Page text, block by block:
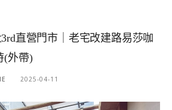
直營門市｜老宅改建路易莎咖
(外帶)
2025-04-11